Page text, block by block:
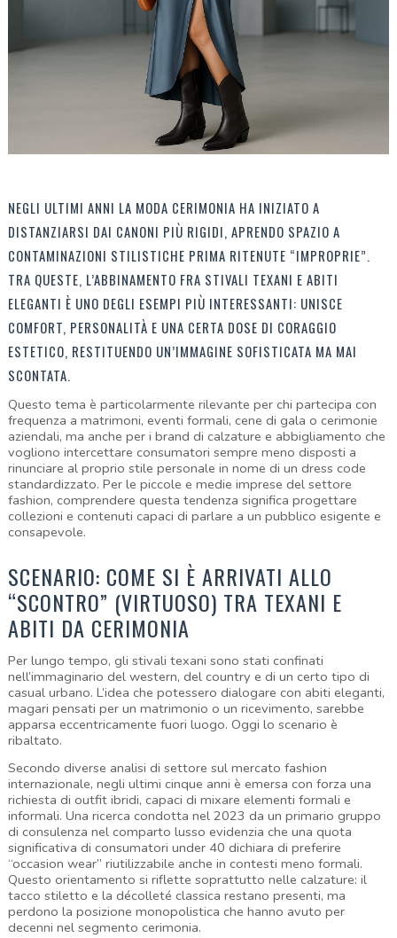
NEGLI ULTIMI ANNI LA MODA CERIMONIA HA INIZIATO A
DISTANZIARSI DAI CANONI PIÙ RIGIDI, APRENDO SPAZIO A
CONTAMINAZIONI STILISTICHE PRIMA RITENUTE “IMPROPRIE”.
TRA QUESTE, L’ABBINAMENTO FRA STIVALI TEXANI E ABITI
ELEGANTI È UNO DEGLI ESEMPI PIÙ INTERESSANTI: UNISCE
COMFORT, PERSONALITÀ E UNA CERTA DOSE DI CORAGGIO
ESTETICO, RESTITUENDO UN’IMMAGINE SOFISTICATA MA MAI
SCONTATA.
Questo tema è particolarmente rilevante per chi partecipa con
frequenza a matrimoni, eventi formali, cene di gala o cerimonie
aziendali, ma anche per i brand di calzature e abbigliamento che
vogliono intercettare consumatori sempre meno disposti a
rinunciare al proprio stile personale in nome di un dress code
standardizzato. Per le piccole e medie imprese del settore
fashion, comprendere questa tendenza significa progettare
collezioni e contenuti capaci di parlare a un pubblico esigente e
consapevole.
SCENARIO: COME SI È ARRIVATI ALLO
“SCONTRO” (VIRTUOSO) TRA TEXANI E
ABITI DA CERIMONIA
Per lungo tempo, gli stivali texani sono stati confinati
nell’immaginario del western, del country e di un certo tipo di
casual urbano. L’idea che potessero dialogare con abiti eleganti,
magari pensati per un matrimonio o un ricevimento, sarebbe
apparsa eccentricamente fuori luogo. Oggi lo scenario è
ribaltato.
Secondo diverse analisi di settore sul mercato fashion
internazionale, negli ultimi cinque anni è emersa con forza una
richiesta di outfit ibridi, capaci di mixare elementi formali e
informali. Una ricerca condotta nel 2023 da un primario gruppo
di consulenza nel comparto lusso evidenzia che una quota
significativa di consumatori under 40 dichiara di preferire
“occasion wear” riutilizzabile anche in contesti meno formali.
Questo orientamento si riflette soprattutto nelle calzature: il
tacco stiletto e la décolleté classica restano presenti, ma
perdono la posizione monopolistica che hanno avuto per
decenni nel segmento cerimonia.